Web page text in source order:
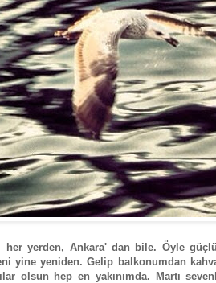
yerden, Ankara' dan bile. Öyle
yine yeniden. Gelip balkonumdan
olsun hep en yakınımda. Martı